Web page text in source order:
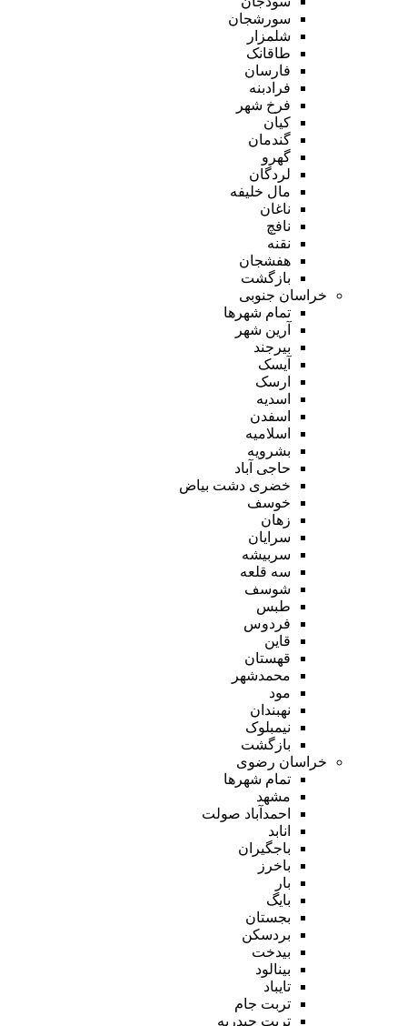
سورشجان
شلمزار
طاقانک
فارسان
فرادبنه
فرخ شهر
کیان
گندمان
گهرو
لردگان
مال خلیفه
ناغان
نافچ
نقنه
هفشجان
بازگشت
خراسان جنوبی
تمام شهر‌ها
آرین شهر
بیرجند
آیسک
ارسک
اسدیه
اسفدن
اسلامیه
بشرویه
حاجی آباد
خضری دشت بیاض
خوسف
زهان
سرایان
سربیشه
سه قلعه
شوسف
طبس
فردوس
قاین
قهستان
محمدشهر
مود
نهبندان
نیمبلوک
بازگشت
خراسان رضوی
تمام شهر‌ها
مشهد
احمدآباد صولت
انابد
باجگیران
باخرز
بار
بایگ
بجستان
بردسکن
بیدخت
بینالود
تایباد
تربت جام
تربت حیدریه